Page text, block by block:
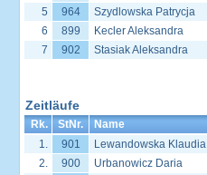
5
964 Szydlowska Patrycja
6
899 Kecler Aleksandra
7
902 Stasiak Aleksandra
Zeitläufe
Rk. StNr. Name
1.
901 Lewandowska Klaudia
2.
900 Urbanowicz Daria